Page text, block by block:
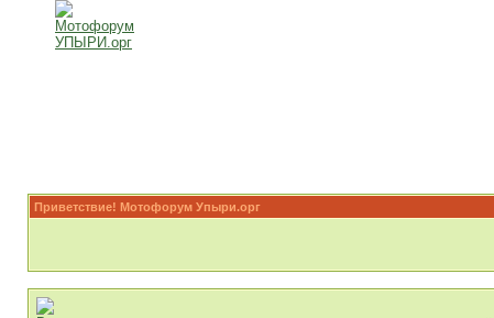
Приветствие! Мотофорум Упыри.орг